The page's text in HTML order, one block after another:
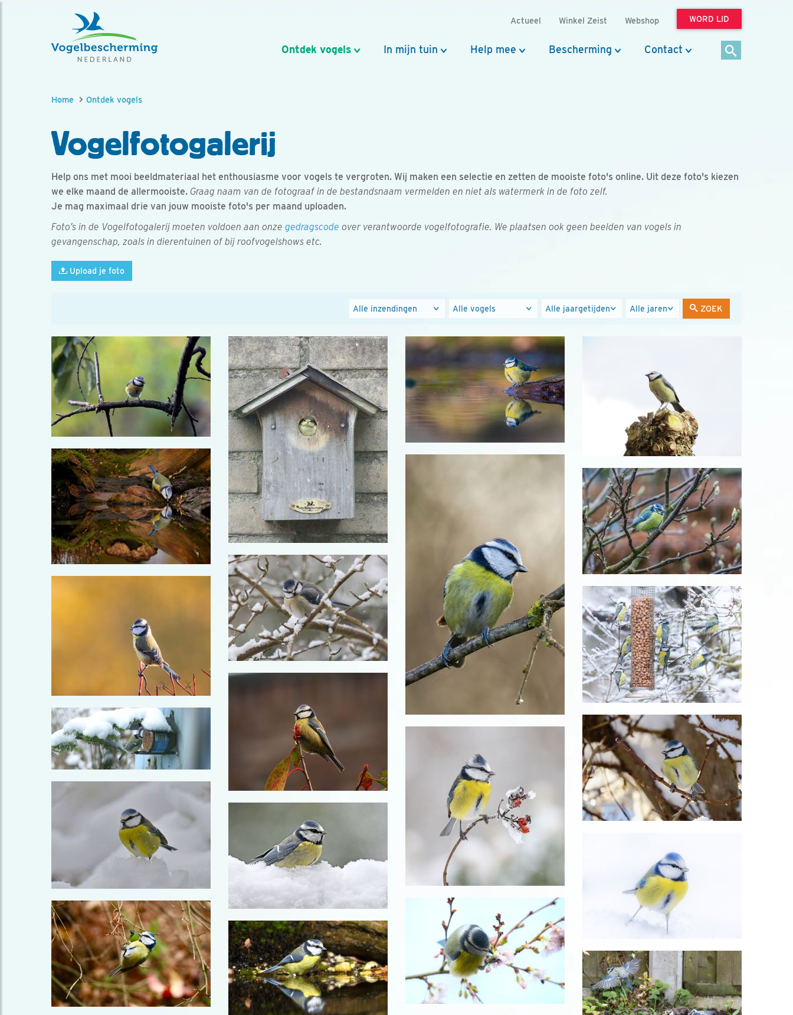
Actueel Winkel Zeist Webshop WORD LID
Ontdek vogels In mijn tuin Help mee Bescherming Contact
Home Ontdek vogels
Vogelfotogalerij
Help ons met mooi beeldmateriaal het enthousiasme voor vogels te vergroten. Wij maken een selectie en zetten de mooiste foto's online. Uit deze foto's kiezen
we elke maand de allermooiste. Graag naam van de fotograaf in de bestandsnaam vermelden en niet als watermerk in de foto zelf.
Je mag maximaal drie van jouw mooiste foto's per maand uploaden.
Foto’s in de Vogelfotogalerij moeten voldoen aan onze gedragscode over verantwoorde vogelfotografie. We plaatsen ook geen beelden van vogels in
gevangenschap, zoals in dierentuinen of bij roofvogelshows etc.
Upload je foto
Foto's
Populaire
Jaargetijden Jaren ZOEK